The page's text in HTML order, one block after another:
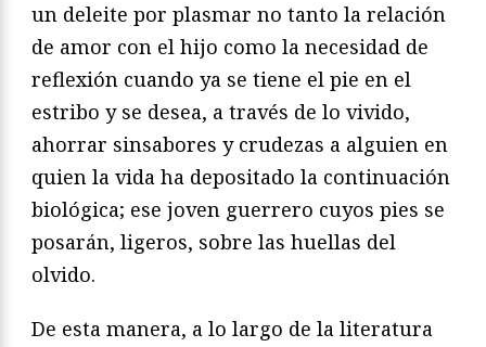
un deleite por plasmar no tanto la relación
de amor con el hijo como la necesidad de
reflexión cuando ya se tiene el pie en el
estribo y se desea, a través de lo vivido,
ahorrar sinsabores y crudezas a alguien en
quien la vida ha depositado la continuación
biológica; ese joven guerrero cuyos pies se
posarán, ligeros, sobre las huellas del
olvido.
De esta manera, a lo largo de la literatura